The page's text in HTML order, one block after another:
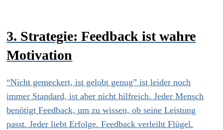
3. Strategie:Feedback ist wahre
Motivation
“Nicht gemeckert, ist gelobt genug” ist leider noch
immer Standard, ist aber nicht hilfreich. Jeder Mensch
benötigt Feedback, um zu wissen, ob seine Leistung
passt. Jeder liebt Erfolge. Feedback verleiht Flügel.